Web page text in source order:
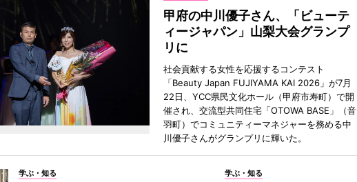
甲府の中川優子さん、「ビューテ
ィージャパン」山梨大会グランプ
リに
社会貢献する女性を応援するコンテスト
「Beauty Japan FUJIYAMA KAI 2026」が7月
22日、YCC県民文化ホール（甲府市寿町）で開
催され、交流型共同住宅「OTOWA BASE」（音
羽町）でコミュニティーマネジャーを務める中
川優子さんがグランプリに輝いた。
学ぶ・知る 学ぶ・知る